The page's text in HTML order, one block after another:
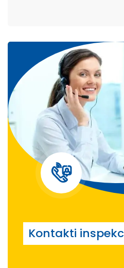
Kontakti